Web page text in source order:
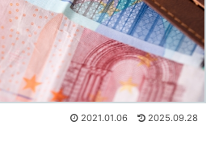
2021.01.06 2025.09.28